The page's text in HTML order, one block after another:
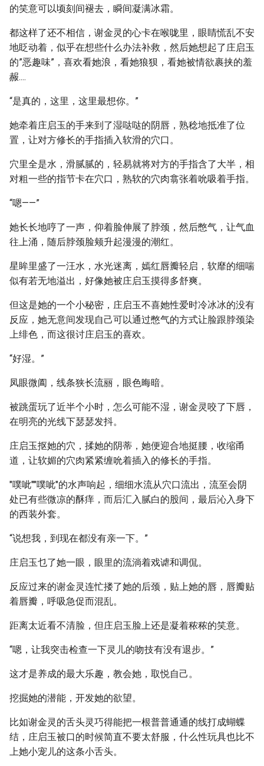
的笑意可以顷刻间褪去，瞬间凝满冰霜。
都这样了还不相信，谢金灵的心卡在喉咙里，眼睛慌乱不安
地眨动着，似乎在想些什么办法补救，然后她想起了庄启玉
的”恶趣味”，喜欢看她浪，看她狼狈，看她被情欲裹挟的羞
赧....
“是真的，这里，这里最想你。”
她牵着庄启玉的手来到了湿哒哒的阴唇，熟稔地抵准了位
置，让对方修长的手指插入软滑的穴口。
穴里全是水，滑腻腻的，轻易就将对方的手指含了大半，相
对粗一些的指节卡在穴口，熟软的穴肉翕张着吮吸着手指。
“嗯——”
她长长地哼了一声，仰着脸伸展了脖颈，然后憋气，让气血
往上涌，随后脖颈脸颊升起漫漫的潮红。
星眸里盛了一汪水，水光迷离，嫣红唇瓣轻启，软靡的细喘
似有若无地溢出，好像她被庄启玉摸得多舒爽。
但这是她的一个小秘密，庄启玉不喜她性爱时冷冰冰的没有
反应，她无意间发现自己可以通过憋气的方式让脸跟脖颈染
上绯色，而这很讨庄启玉的喜欢。
“好湿。”
凤眼微阖，线条狭长流丽，眼色晦暗。
被跳蛋玩了近半个小时，怎么可能不湿，谢金灵咬了下唇，
在明亮的光线下瑟瑟发抖。
庄启玉抠她的穴，揉她的阴蒂，她便迎合地挺腰，收缩甬
道，让软媚的穴肉紧紧缠吮着插入的修长的手指。
"噗呲""噗呲"的水声响起，细细水流从穴口流出，流至会阴
处已有些微凉的酥痒，而后汇入腻白的股间，最后沁入身下
的西装外套。
“说想我，到现在都没有亲一下。”
庄启玉乜了她一眼，眼里的流淌着戏谑和调侃。
反应过来的谢金灵连忙搂了她的后颈，贴上她的唇，唇瓣贴
着唇瓣，呼吸急促而混乱。
距离太近看不清脸，但庄启玉脸上还是凝着秾秾的笑意。
“嗯，让我突击检查一下灵儿的吻技有没有退步。”
这才是养成的最大乐趣，教会她，取悦自己。
挖掘她的潜能，开发她的欲望。
比如谢金灵的舌头灵巧得能把一根普普通通的线打成蝴蝶
结，庄启玉被口的时候简直不要太舒服，什么性玩具也比不
上她小宠儿的这条小舌头。